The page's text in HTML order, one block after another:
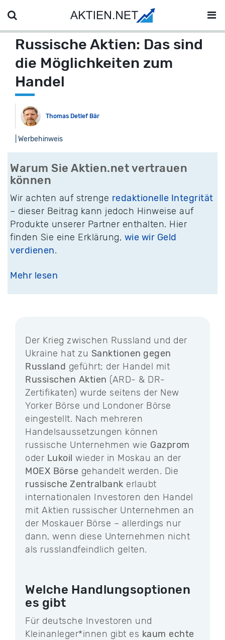
Russische Aktien: Das sind
die Möglichkeiten zum
Handel
Thomas Detlef Bär
| Werbehinweis
Warum Sie Aktien.net vertrauen
können
Wir achten auf strenge redaktionelle Integrität
– dieser Beitrag kann jedoch Hinweise auf
Produkte unserer Partner enthalten. Hier
finden Sie eine Erklärung, wie wir Geld
verdienen.
Mehr lesen
Der Krieg zwischen Russland und der
Ukraine hat zu Sanktionen gegen
Russland geführt; der Handel mit
Russischen Aktien (ARD- & DR-
Zertifikaten) wurde seitens der New
Yorker Börse und Londoner Börse
eingestellt. Nach mehreren
Handelsaussetzungen können
russische Unternehmen wie Gazprom
oder Lukoil wieder in Moskau an der
MOEX Börse gehandelt werden. Die
russische Zentralbank erlaubt
internationalen Investoren den Handel
mit Aktien russischer Unternehmen an
der Moskauer Börse – allerdings nur
dann, wenn diese Unternehmen nicht
als russlandfeindlich gelten.
Welche Handlungsoptionen
es gibt
Für deutsche Investoren und
Kleinanleger*innen gibt es kaum echte